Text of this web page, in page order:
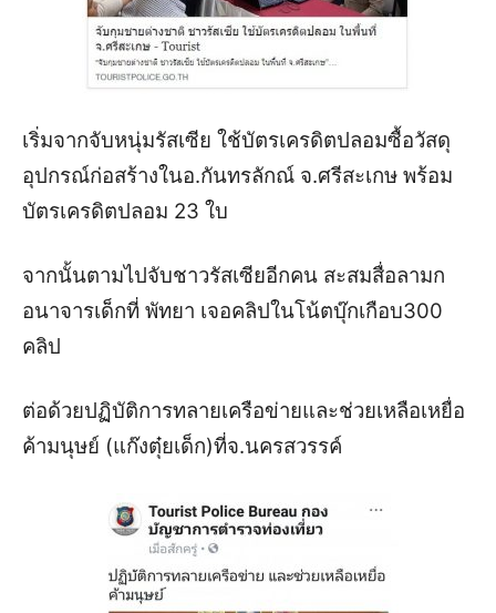
เริ่มจากจับหนุ่มรัสเซีย ใช้บัตรเครดิตปลอมซื้อวัสดุ
อุปกรณ์ก่อสร้างในอ.กันทรลักณ์ จ.ศรีสะเกษ พร้อม
บัตรเครดิตปลอม 23 ใบ
จากนั้นตามไปจับชาวรัสเซียอีกคน สะสมสื่อลามก
อนาจารเด็กที่ พัทยา เจอคลิปในโน้ตบุ๊กเกือบ300
คลิป
ต่อด้วยปฏิบัติการทลายเครือข่ายและช่วยเหลือเหยื่อ
ค้ามนุษย์ (แก๊งตุ๋ยเด็ก)ที่จ.นครสวรรค์